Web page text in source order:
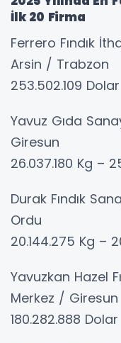
İlk 20 Firma
Ferrero Fındık
Arsin / Trabzon
253.502.109 Dolar
Yavuz Gıda
Giresun
26.037.180 Kg –
Durak Fındık
Ordu
20.144.275 Kg –
Yavuzkan Hazel
Merkez / Giresun
180.282.888 Dolar